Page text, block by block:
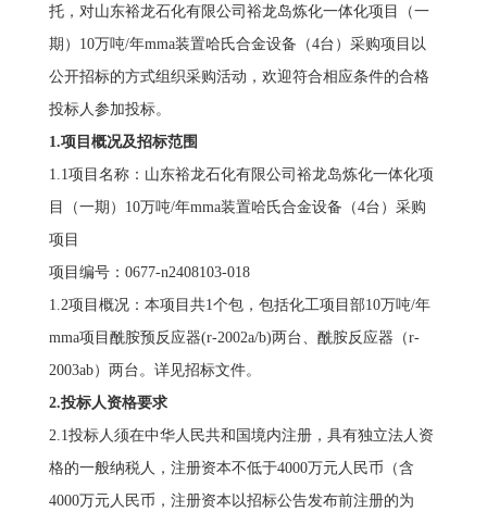
托，对山东裕龙石化有限公司裕龙岛炼化一体化项目（一
期）10万吨/年mma装置哈氏合金设备（4台）采购项目以
公开招标的方式组织采购活动，欢迎符合相应条件的合格
投标人参加投标。
1.项目概况及招标范围
1.1项目名称：山东裕龙石化有限公司裕龙岛炼化一体化项
目（一期）10万吨/年mma装置哈氏合金设备（4台）采购
项目
项目编号：0677-n2408103-018
1.2项目概况：本项目共1个包，包括化工项目部10万吨/年
mma项目酰胺预反应器(r-2002a/b)两台、酰胺反应器（r-
2003ab）两台。详见招标文件。
2.投标人资格要求
2.1投标人须在中华人民共和国境内注册，具有独立法人资
格的一般纳税人，注册资本不低于4000万元人民币（含
4000万元人民币，注册资本以招标公告发布前注册的为